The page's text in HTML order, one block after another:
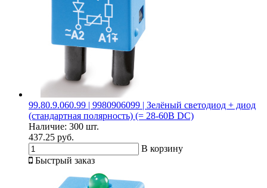
99.80.9.060.99 | 9980906099 | Зелёный светодиод + диод
(стандартная полярность) (= 28-60В DC)
Наличие: 300 шт.
437.25 руб.
В корзину
Быстрый заказ